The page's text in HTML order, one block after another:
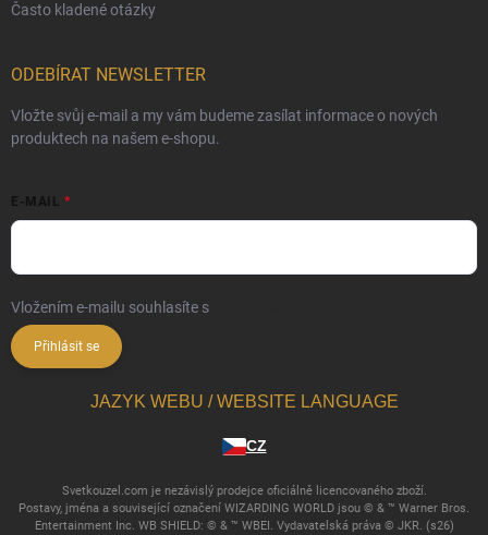
Často kladené otázky
ODEBÍRAT NEWSLETTER
Vložte svůj e-mail a my vám budeme zasílat informace o nových
produktech na našem e-shopu.
E-MAIL
Vložením e-mailu souhlasíte s
Přihlásit se
JAZYK WEBU / WEBSITE LANGUAGE
CZ
Svetkouzel.com je nezávislý prodejce oficiálně licencovaného zboží.
Postavy, jména a související označení WIZARDING WORLD jsou © & ™ Warner Bros.
Entertainment Inc. WB SHIELD: © & ™ WBEI. Vydavatelská práva © JKR. (s26)